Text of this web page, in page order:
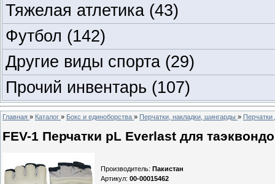
Тяжелая атлетика (43)
Футбол (142)
Другие виды спорта (29)
Прочий инвентарь (107)
Главная » Каталог » Бокс и единоборства » Перчатки, накладки, шингарды » Перчатки
FEV-1 Перчатки pL Everlast для
Производитель: Пакистан
Артикул: 00-00015462